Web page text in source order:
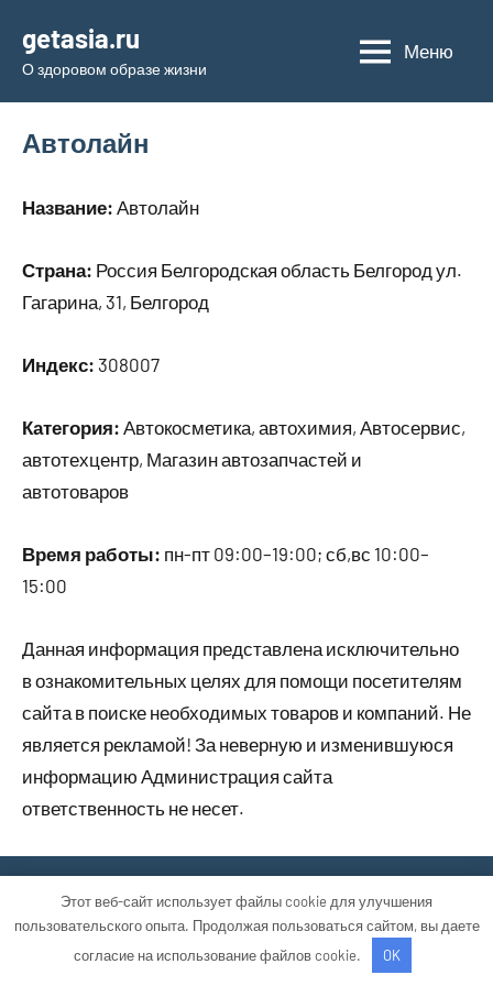
содержимому
getasia.ru
О здоровом образе жизни
Меню
Автолайн
Название: Автолайн
Страна: Россия Белгородская область Белгород ул.
Гагарина, 31, Белгород
Индекс: 308007
Категория: Автокосметика, автохимия, Автосервис,
автотехцентр, Магазин автозапчастей и
автотоваров
Время работы: пн-пт 09:00–19:00; сб,вс 10:00–
15:00
Данная информация представлена исключительно
в ознакомительных целях для помощи посетителям
сайта в поиске необходимых товаров и компаний. Не
является рекламой! За неверную и изменившуюся
информацию Администрация сайта
ответственность не несет.
Этот веб-сайт использует файлы cookie для улучшения
пользовательского опыта. Продолжая пользоваться сайтом, вы даете
согласие на использование файлов cookie.
OK